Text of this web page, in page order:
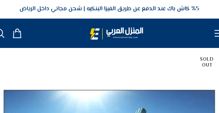
5‎% كاش باك عند الدفع عن طريق الفيزا البنكيه شحن مجاني داخل الرياض
SOLD
OUT